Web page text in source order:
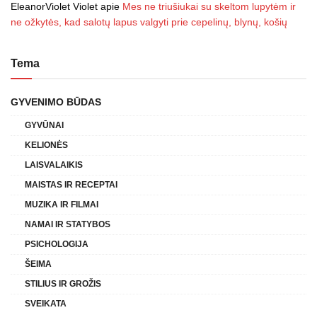
EleanorViolet Violet apie Mes ne triušiukai su skeltom lupytėm ir
ne ožkytės, kad salotų lapus valgyti prie cepelinų, blynų, košių
Tema
GYVENIMO BŪDAS
GYVŪNAI
KELIONĖS
LAISVALAIKIS
MAISTAS IR RECEPTAI
MUZIKA IR FILMAI
NAMAI IR STATYBOS
PSICHOLOGIJA
ŠEIMA
STILIUS IR GROŽIS
SVEIKATA